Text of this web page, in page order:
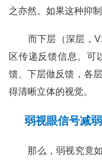
之亦然。如果这种抑
而下层（深层，V1
区传递反馈信息。可
馈、下层做反馈，各
得清晰立体的视觉。
弱视眼信号减
那么，弱视究竟如